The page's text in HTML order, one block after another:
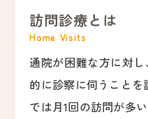
訪問診療とは
Home Visits
通院が困難な方に対
的に診察に伺うこと
では月1回の訪問が多